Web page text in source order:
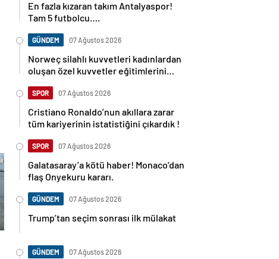
En fazla kızaran takım Antalyaspor!
Tam 5 futbolcu….
GÜNDEM 07 Ağustos 2026
Norweç silahlı kuvvetleri kadınlardan
oluşan özel kuvvetler eğitimlerini
SPOR 07 Ağustos 2026
Cristiano Ronaldo’nun akıllara zarar
tüm kariyerinin istatistiğini çıkardık !
SPOR 07 Ağustos 2026
Galatasaray’a kötü haber! Monaco’dan
flaş Onyekuru kararı.
GÜNDEM 07 Ağustos 2026
Trump’tan seçim sonrası ilk mülakat
GÜNDEM 07 Ağustos 2026